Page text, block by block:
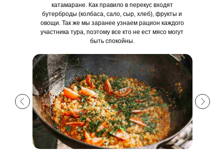
катамаране. Как правило в перекус входят
бутерброды (колбаса, сало, сыр, хлеб), фрукты и
овощи. Так же мы заранее узнаем рацион каждого
участника тура, поэтому все кто не ест мясо могут
быть спокойны.